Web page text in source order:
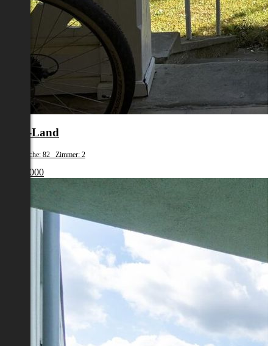
Wels-Land
Wohnfläche: 82 Zimmer: 2
€ 220 000